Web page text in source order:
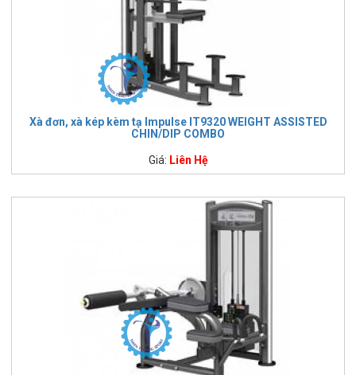
Xà đơn, xà kép kèm tạ Impulse IT9320 WEIGHT ASSISTED
CHIN/DIP COMBO
Giá: Liên Hệ